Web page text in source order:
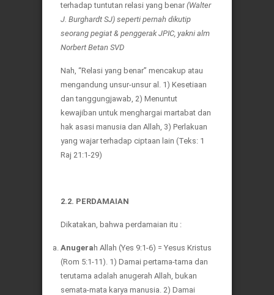
terhadap tuntutan relasi yang benar (Walter
J. Burghardt SJ) seperti pernah dikutip
seorang pegiat & penggerak JPIC, yakni alm
Norbert Betan SVD
Nah, “Relasi yang benar” mencakup atau
mengandung unsur-unsur al. 1) Kesetiaan
dan tanggungjawab, 2) Menuntut
kewajiban untuk menghargai martabat dan
hak asasi manusia dan Allah, 3) Perlakuan
yang wajar terhadap ciptaan lain (Teks: 1
Raj 21:1-29)
2.2. PERDAMAIAN
Dikatakan, bahwa perdamaian itu :
Anugera h Allah (Yes 9:1-6) = Yesus Kristus
(Rom 5:1-11). 1) Damai pertama-tama dan
terutama adalah anugerah Allah, bukan
semata-mata karya manusia. 2) Damai